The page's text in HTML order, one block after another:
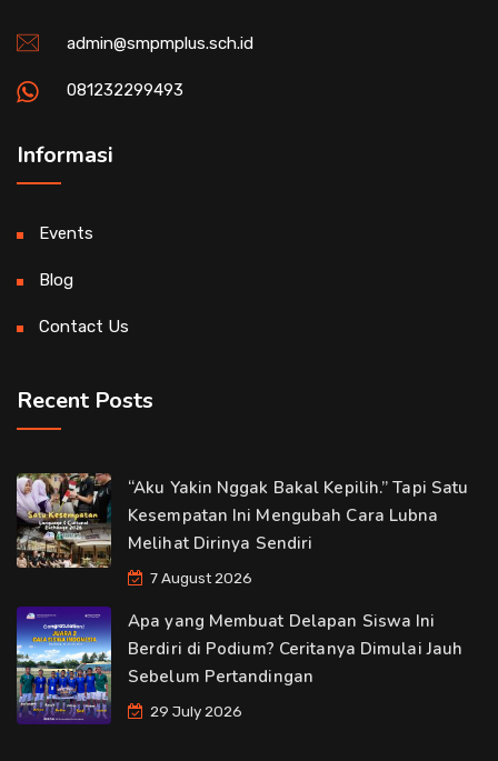
admin@smpmplus.sch.id
081232299493
Informasi
Events
Blog
Contact Us
Recent Posts
“Aku Yakin Nggak Bakal Kepilih.” Tapi Satu
Kesempatan Ini Mengubah Cara Lubna
Melihat Dirinya Sendiri
7 August 2026
Apa yang Membuat Delapan Siswa Ini
Berdiri di Podium? Ceritanya Dimulai Jauh
Sebelum Pertandingan
29 July 2026